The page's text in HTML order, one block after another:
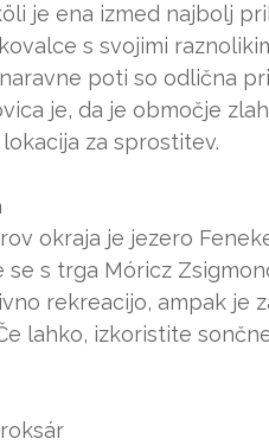
je ena izmed najbolj
s svojimi
poti so odlična
je, da je območje
za sprostitev.
okraja je jezero
se s trga Móricz
rekreacijo, ampak je
lahko, izkoristite